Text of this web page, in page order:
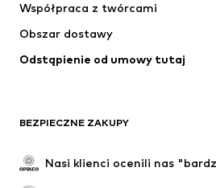
Kurtki
Bielizna
Płaszcze
Specjalne okazje
Współpraca z twórcami
Obszar dostawy
Odstąpienie od umowy tutaj
BEZPIECZNE ZAKUPY
Nasi klienci ocenili nas